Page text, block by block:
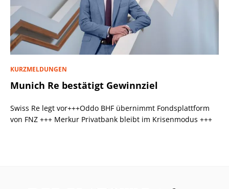
KURZMELDUNGEN
Munich Re bestätigt Gewinnziel
Swiss Re legt vor+++Oddo BHF übernimmt Fondsplattform
von FNZ +++ Merkur Privatbank bleibt im Krisenmodus +++